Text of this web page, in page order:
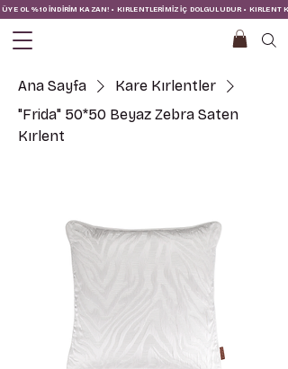
ÜYE OL %10 İNDİRİM KAZAN! • KIRLENTLERİMİZ İÇ DOLGULUDUR •
Ana Sayfa
Kare Kırlentler
"Frida" 50*50 Beyaz Zebra Saten
Kırlent